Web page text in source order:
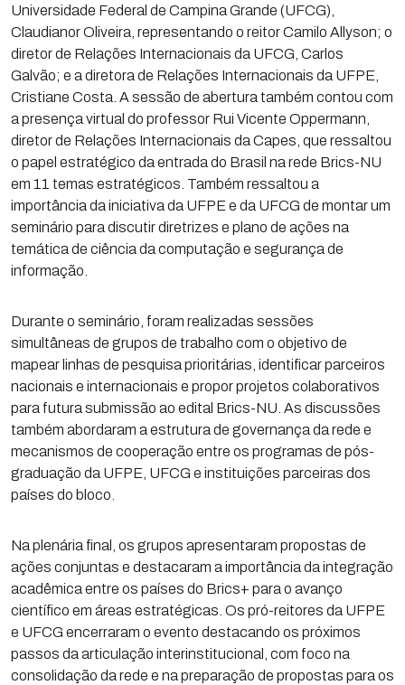
Universidade Federal de Campina Grande (UFCG),
Claudianor Oliveira, representando o reitor Camilo Allyson; o
diretor de Relações Internacionais da UFCG, Carlos
Galvão; e a diretora de Relações Internacionais da UFPE,
Cristiane Costa. A sessão de abertura também contou com
a presença virtual do professor Rui Vicente Oppermann,
diretor de Relações Internacionais da Capes, que ressaltou
o papel estratégico da entrada do Brasil na rede Brics-NU
em 11 temas estratégicos. Também ressaltou a
importância da iniciativa da UFPE e da UFCG de montar um
seminário para discutir diretrizes e plano de ações na
temática de ciência da computação e segurança de
informação.
Durante o seminário, foram realizadas sessões
simultâneas de grupos de trabalho com o objetivo de
mapear linhas de pesquisa prioritárias, identificar parceiros
nacionais e internacionais e propor projetos colaborativos
para futura submissão ao edital Brics-NU. As discussões
também abordaram a estrutura de governança da rede e
mecanismos de cooperação entre os programas de pós-
graduação da UFPE, UFCG e instituições parceiras dos
países do bloco.
Na plenária final, os grupos apresentaram propostas de
ações conjuntas e destacaram a importância da integração
acadêmica entre os países do Brics+ para o avanço
científico em áreas estratégicas. Os pró-reitores da UFPE
e UFCG encerraram o evento destacando os próximos
passos da articulação interinstitucional, com foco na
consolidação da rede e na preparação de propostas para os